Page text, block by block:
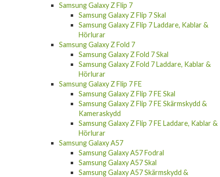
Samsung Galaxy Z Flip 7
Samsung Galaxy Z Flip 7 Skal
Samsung Galaxy Z Flip 7 Laddare, Kablar &
Hörlurar
Samsung Galaxy Z Fold 7
Samsung Galaxy Z Fold 7 Skal
Samsung Galaxy Z Fold 7 Laddare, Kablar &
Hörlurar
Samsung Galaxy Z Flip 7 FE
Samsung Galaxy Z Flip 7 FE Skal
Samsung Galaxy Z Flip 7 FE Skärmskydd &
Kameraskydd
Samsung Galaxy Z Flip 7 FE Laddare, Kablar &
Hörlurar
Samsung Galaxy A57
Samsung Galaxy A57 Fodral
Samsung Galaxy A57 Skal
Samsung Galaxy A57 Skärmskydd &